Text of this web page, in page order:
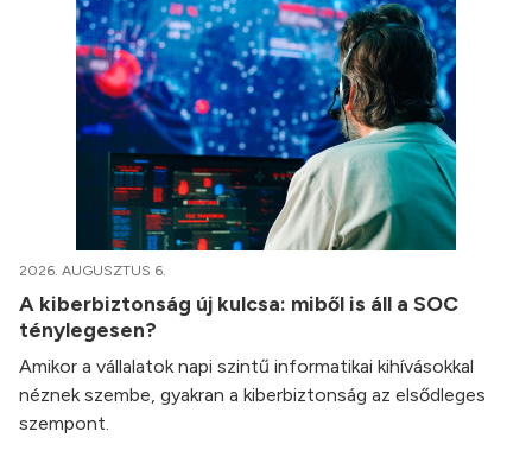
2026. AUGUSZTUS 6.
A kiberbiztonság új kulcsa: miből is áll a SOC
ténylegesen?
Amikor a vállalatok napi szintű informatikai kihívásokkal
néznek szembe, gyakran a kiberbiztonság az elsődleges
szempont.